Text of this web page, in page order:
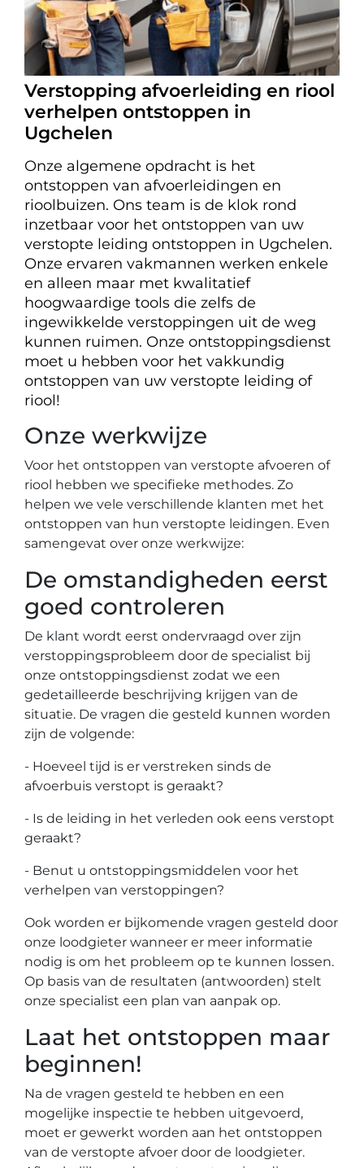
Verstopping afvoerleiding en riool
verhelpen ontstoppen in
Ugchelen
Onze algemene opdracht is het
ontstoppen van afvoerleidingen en
rioolbuizen. Ons team is de klok rond
inzetbaar voor het ontstoppen van uw
verstopte leiding ontstoppen in Ugchelen.
Onze ervaren vakmannen werken enkele
en alleen maar met kwalitatief
hoogwaardige tools die zelfs de
ingewikkelde verstoppingen uit de weg
kunnen ruimen. Onze ontstoppingsdienst
moet u hebben voor het vakkundig
ontstoppen van uw verstopte leiding of
riool!
Onze werkwijze
Voor het ontstoppen van verstopte afvoeren of
riool hebben we specifieke methodes. Zo
helpen we vele verschillende klanten met het
ontstoppen van hun verstopte leidingen. Even
samengevat over onze werkwijze:
De omstandigheden eerst
goed controleren
De klant wordt eerst ondervraagd over zijn
verstoppingsprobleem door de specialist bij
onze ontstoppingsdienst zodat we een
gedetailleerde beschrijving krijgen van de
situatie. De vragen die gesteld kunnen worden
zijn de volgende:
- Hoeveel tijd is er verstreken sinds de
afvoerbuis verstopt is geraakt?
- Is de leiding in het verleden ook eens verstopt
geraakt?
- Benut u ontstoppingsmiddelen voor het
verhelpen van verstoppingen?
Ook worden er bijkomende vragen gesteld door
onze loodgieter wanneer er meer informatie
nodig is om het probleem op te kunnen lossen.
Op basis van de resultaten (antwoorden) stelt
onze specialist een plan van aanpak op.
Laat het ontstoppen maar
beginnen!
Na de vragen gesteld te hebben en een
mogelijke inspectie te hebben uitgevoerd,
moet er gewerkt worden aan het ontstoppen
van de verstopte afvoer door de loodgieter.